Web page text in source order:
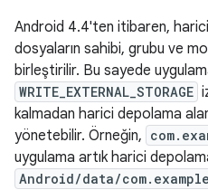
Android 4.4'ten itibaren,
dosyaların sahibi, grubu ve
birleştirilir. Bu sayede
WRITE_EXTERNAL_STORAGE
kalmadan harici depolama
yönetebilir. Örneğin,
uygulama artık harici
Android/data/